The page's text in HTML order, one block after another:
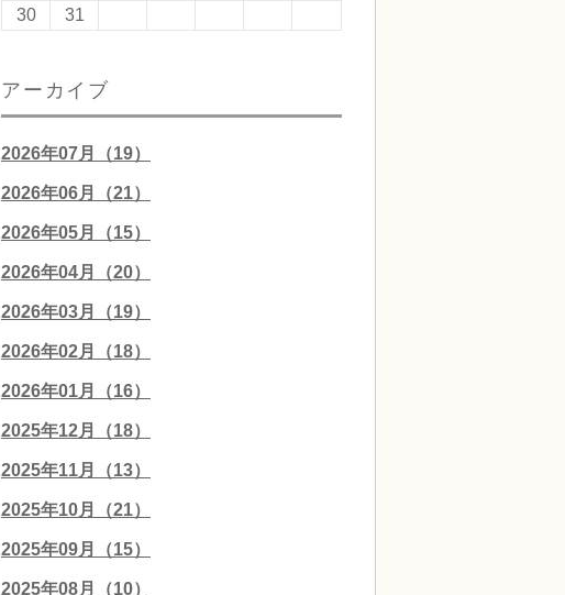
30
31
アーカイブ
2026年07月（19）
2026年06月（21）
2026年05月（15）
2026年04月（20）
2026年03月（19）
2026年02月（18）
2026年01月（16）
2025年12月（18）
2025年11月（13）
2025年10月（21）
2025年09月（15）
2025年08月（10）